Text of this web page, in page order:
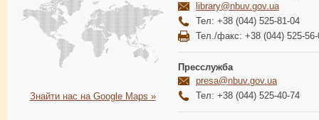
Знайти нас на Google Maps »
library@nbuv.gov.ua
Тел: +38 (044) 525-81-04
Тел./факс: +38 (044) 525-56-
Пресслужба
presa@nbuv.gov.ua
Тел: +38 (044) 525-40-74